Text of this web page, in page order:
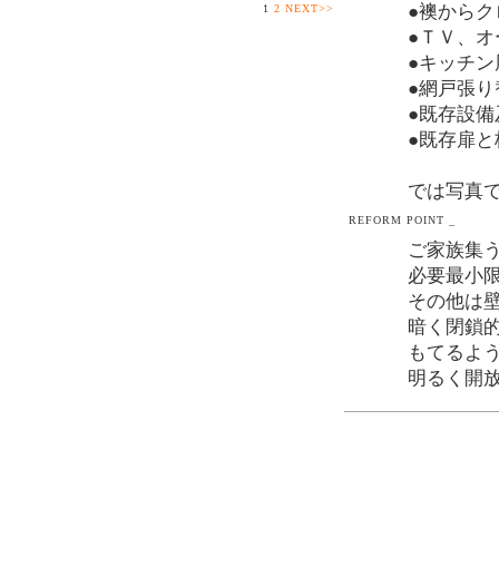
1 2 NEXT>>
●襖から
●ＴＶ、
●キッチ
●網戸張り
●既存設
●既存扉
では写真
REFORM POINT _
ご家族集
必要最小
その他は
暗く閉鎖
もてるよ
明るく開